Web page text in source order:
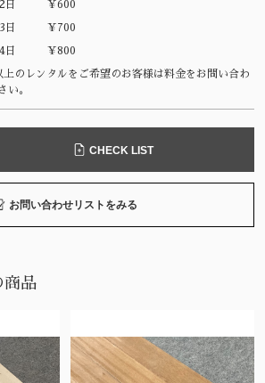
日 ¥600
日 ¥700
日 ¥800
のレンタルをご希望のお客様は料金をお問い合わ
い。
CHECK LIST
お問い合わせリストをみる
商品